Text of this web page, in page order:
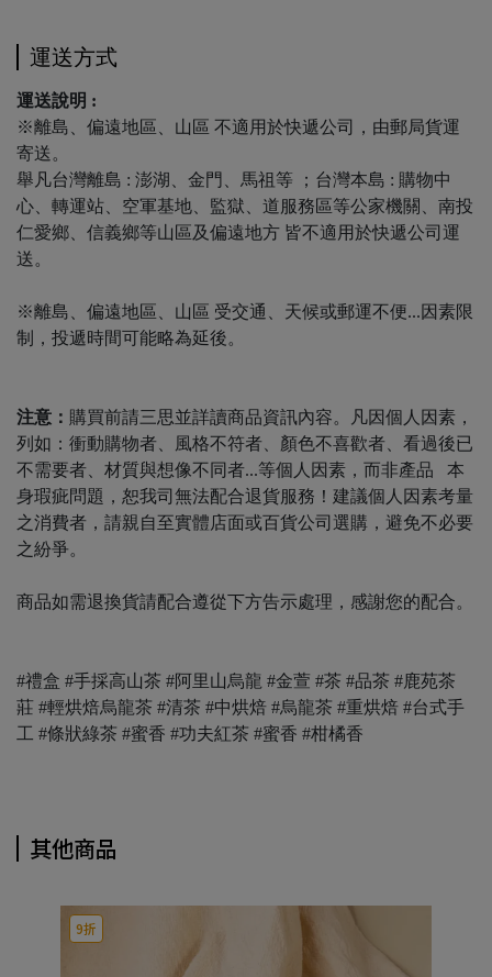
運送方式
運送說明 :
※離島、偏遠地區、山區 不適用於快遞公司，由郵局貨運
寄送。
舉凡台灣離島 : 澎湖、金門、馬祖等 ；台灣本島 : 購物中
心、轉運站、空軍基地、監獄、道服務區等公家機關、南投
仁愛鄉、信義鄉等山區及偏遠地方 皆不適用於快遞公司運
送。
※離島、偏遠地區、山區 受交通、天候或郵運不便...因素限
制，投遞時間可能略為延後。
注意： 購買前請三思並詳讀商品資訊內容。凡因個人因素，
列如：衝動購物者、風格不符者、顏色不喜歡者、看過後已
不需要者、材質與想像不同者...等個人因素，而非產品 本
身瑕疵問題，恕我司無法配合退貨服務！建議個人因素考量
之消費者，請親自至實體店面或百貨公司選購，避免不必要
之紛爭。
商品如需退換貨請配合遵從下方告示處理，感謝您的配合。
#禮盒 #手採高山茶 #阿里山烏龍 #金萱 #茶 #品茶 #鹿苑茶
莊 #輕烘焙烏龍茶 #清茶 #中烘焙 #烏龍茶 #重烘焙 #台式手
工 #條狀綠茶 #蜜香 #功夫紅茶 #蜜香 #柑橘香
其他商品
9折